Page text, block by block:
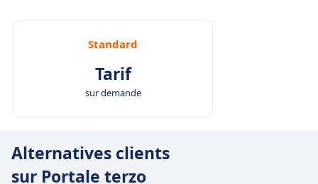
Standard
Tarif
sur demande
Alternatives clients
sur Portale terzo